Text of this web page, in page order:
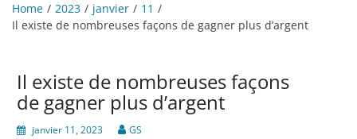
Home 2023 janvier
11
Il existe de nombreuses façons de gagner plus d’argent
Il existe de nombreuses façons
de gagner plus d’argent
janvier 11, 2023 GS